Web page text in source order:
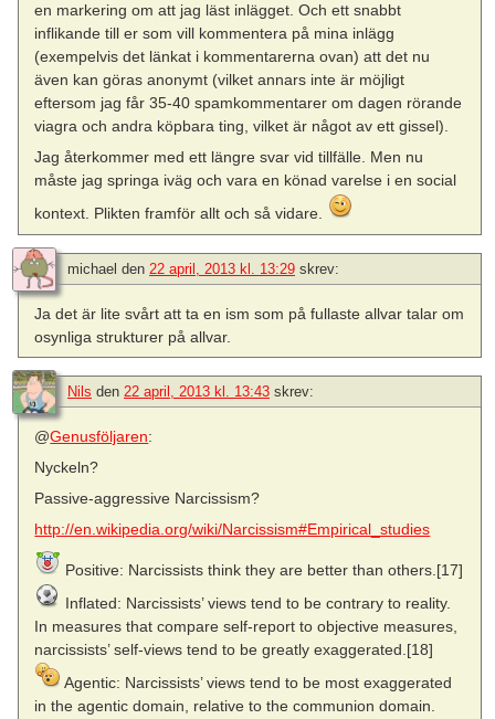
en markering om att jag läst inlägget. Och ett snabbt
inflikande till er som vill kommentera på mina inlägg
(exempelvis det länkat i kommentarerna ovan) att det nu
även kan göras anonymt (vilket annars inte är möjligt
eftersom jag får 35-40 spamkommentarer om dagen rörande
viagra och andra köpbara ting, vilket är något av ett gissel).
Jag återkommer med ett längre svar vid tillfälle. Men nu
måste jag springa iväg och vara en könad varelse i en social
kontext. Plikten framför allt och så vidare.
michael den 22 april, 2013 kl. 13:29 skrev:
Ja det är lite svårt att ta en ism som på fullaste allvar talar om
osynliga strukturer på allvar.
Nils den 22 april, 2013 kl. 13:43 skrev:
@Genusföljaren:
Nyckeln?
Passive-aggressive Narcissism?
http://en.wikipedia.org/wiki/Narcissism#Empirical_studies
Positive: Narcissists think they are better than others.[17]
Inflated: Narcissists’ views tend to be contrary to reality.
In measures that compare self-report to objective measures,
narcissists’ self-views tend to be greatly exaggerated.[18]
Agentic: Narcissists’ views tend to be most exaggerated
in the agentic domain, relative to the communion domain.